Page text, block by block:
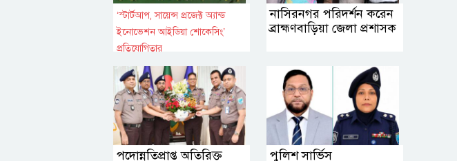
‘স্টার্টআপ, সায়েন্স প্রজেক্ট অ্যান্ড
ইনোভেশন আইডিয়া শোকেসিং’
প্রতিযোগিতার
ঢাকায় বিজয়ীদের মধ্যে
পুরস্কার বিতরণ
নাসিরনগর পরিদর্শন করেন
ব্রাহ্মণবাড়িয়া জেলা প্রশাসক
পদোন্নতিপ্রাপ্ত অতিরিক্ত
পুলিশ সার্ভিস